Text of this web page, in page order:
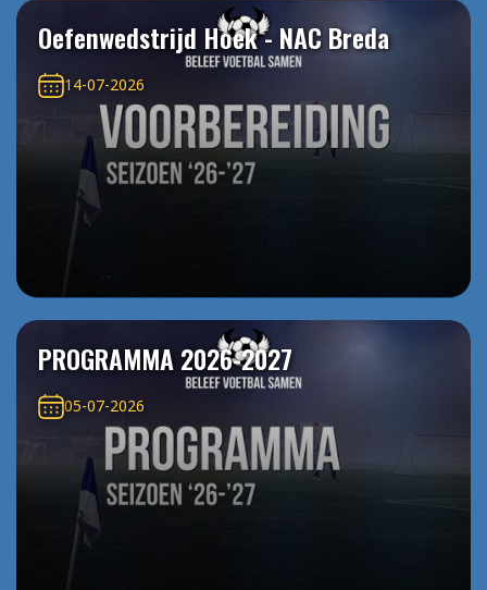
Oefenwedstrijd Hoek - NAC Breda
14-07-2026
PROGRAMMA 2026-2027
05-07-2026